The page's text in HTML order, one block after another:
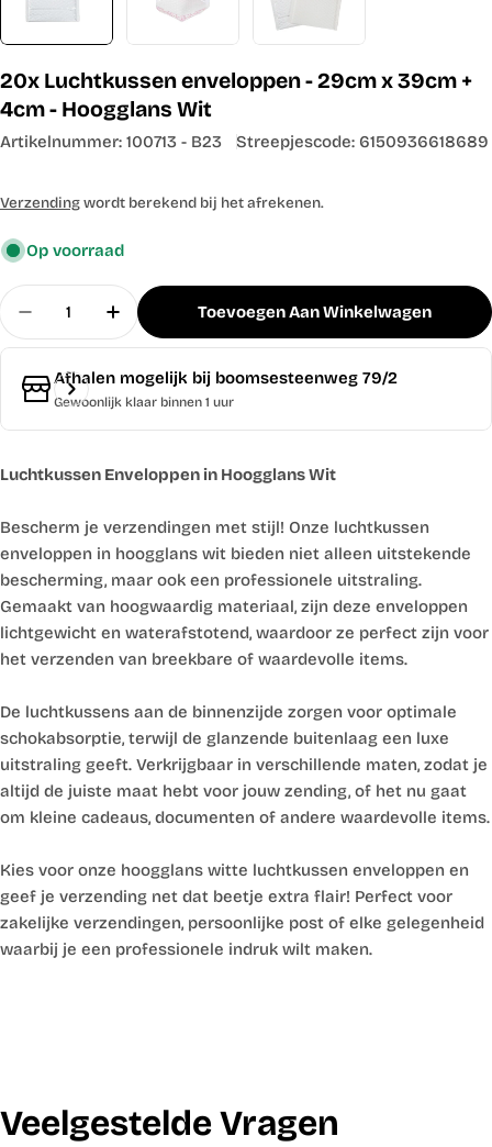
20x Luchtkussen enveloppen - 29cm x 39cm +
4cm - Hoogglans Wit
Artikelnummer: 100713 - B23 Streepjescode: 6150936618689
Verzendingwordt berekend bij het afrekenen.
Op voorraad
Aantal
Aantal Voor 20x Luchtkussen Enveloppen -
Aantal Verhogen Voor 20x
Toevoegen Aan Winkelwagen
Afhalen mogelijk bij boomsesteenweg 79/2
Gewoonlijk klaar binnen 1 uur
Luchtkussen Enveloppen in Hoogglans Wit
Bescherm je verzendingen met stijl! Onze luchtkussen
enveloppen in hoogglans wit bieden niet alleen uitstekende
bescherming, maar ook een professionele uitstraling.
Gemaakt van hoogwaardig materiaal, zijn deze enveloppen
lichtgewicht en waterafstotend, waardoor ze perfect zijn voor
het verzenden van breekbare of waardevolle items.
De luchtkussens aan de binnenzijde zorgen voor optimale
schokabsorptie, terwijl de glanzende buitenlaag een luxe
uitstraling geeft. Verkrijgbaar in verschillende maten, zodat je
altijd de juiste maat hebt voor jouw zending, of het nu gaat
om kleine cadeaus, documenten of andere waardevolle items.
Kies voor onze hoogglans witte luchtkussen enveloppen en
geef je verzending net dat beetje extra flair! Perfect voor
zakelijke verzendingen, persoonlijke post of elke gelegenheid
waarbij je een professionele indruk wilt maken.
Veelgestelde Vragen